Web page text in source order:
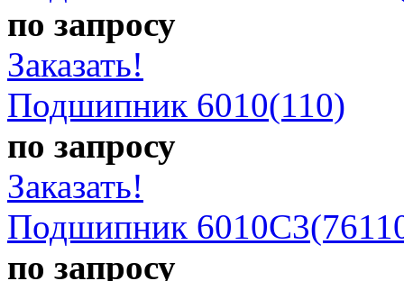
по запросу
Заказать!
Подшипник 6010(110)
по запросу
Заказать!
Подшипник
по запросу